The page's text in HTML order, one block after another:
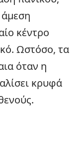
κέντρο
Ωστόσο, τα
όταν η
κρυφά